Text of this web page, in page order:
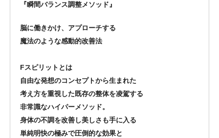
『瞬間バランス調整メソッド』
脳に働きかけ、アプローチする
魔法のような感動的改善法
Fスピリットとは
自由な発想のコンセプトから生まれた
考え方を重視した既存の整体を凌駕する
非常識なハイパーメソッド。
身体の不調を改善し美しさも手に入る
単純明快の極みで圧倒的な効果と